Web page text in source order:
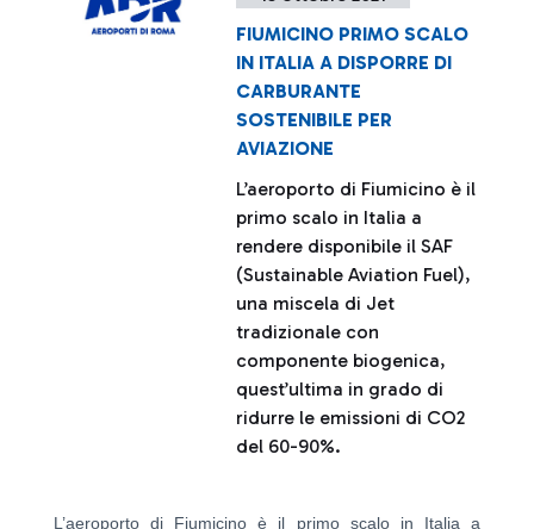
FIUMICINO PRIMO SCALO
IN ITALIA A DISPORRE DI
CARBURANTE
SOSTENIBILE PER
AVIAZIONE
L’aeroporto di Fiumicino è il
primo scalo in Italia a
rendere disponibile il SAF
(Sustainable Aviation Fuel),
una miscela di Jet
tradizionale con
componente biogenica,
quest’ultima in grado di
ridurre le emissioni di CO2
del 60-90%.
L’aeroporto di Fiumicino è il primo scalo in Italia a